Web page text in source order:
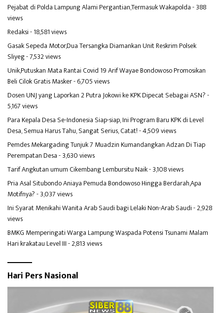
Pejabat di Polda Lampung Alami Pergantian,Termasuk Wakapolda- 388
views
Redaksi- 18,581 views
Gasak Sepeda Motor,Dua Tersangka Diamankan Unit Reskrim Polsek
Sliyeg- 7,532 views
Unik,Putuskan Mata Rantai Covid 19 Arif Wayae Bondowoso Promosikan
Beli Cilok Gratis Masker- 6,705 views
Dosen UNJ yang Laporkan 2 Putra Jokowi ke KPK Dipecat Sebagai ASN?-
5,167 views
Para Kepala Desa Se-Indonesia Siap-siap, Ini Program Baru KPK di Level
Desa, Semua Harus Tahu, Sangat Serius, Catat!- 4,509 views
Pemdes Mekargading Tunjuk 7 Muadzin Kumandangkan Adzan Di Tiap
Perempatan Desa- 3,630 views
Tarif Angkutan umum Cikembang Lembursitu Naik- 3,108 views
Pria Asal Situbondo Aniaya Pemuda Bondowoso Hingga Berdarah,Apa
Motifnya?- 3,037 views
Ini Syarat Menikahi Wanita Arab Saudi bagi Lelaki Non-Arab Saudi- 2,928
views
BMKG Memperingati Warga Lampung Waspada Potensi Tsunami Malam
Hari krakatau Level III- 2,813 views
Hari Pers Nasional